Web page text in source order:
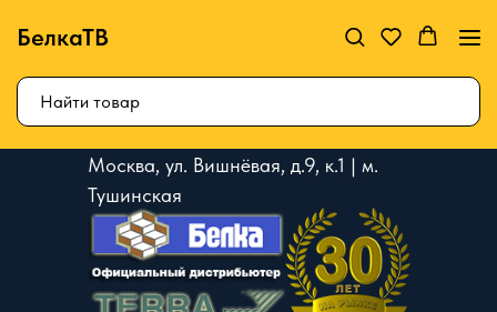
БелкаТВ
Москва, ул. Вишнёвая, д.9, к.1 | м.
Тушинская